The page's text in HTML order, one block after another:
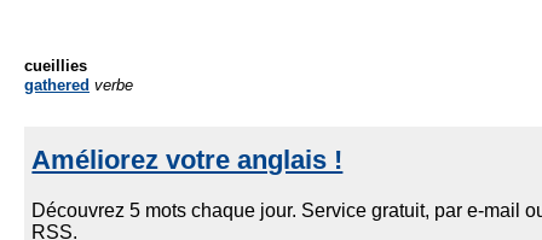
cueillies
gathered verbe